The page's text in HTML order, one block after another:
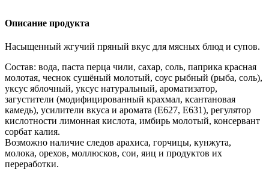
Описание продукта
Насыщенный жгучий пряный вкус для мясных блюд и супов.
Состав: вода, паста перца чили, сахар, соль, паприка красная
молотая, чеснок сушёный молотый, соус рыбный (рыба, соль),
уксус яблочный, уксус натуральный, ароматизатор,
загустители (модифицированный крахмал, ксантановая
камедь), усилители вкуса и аромата (E627, E631), регулятор
кислотности лимонная кислота, имбирь молотый, консервант
сорбат калия.
Возможно наличие следов арахиса, горчицы, кунжута,
молока, орехов, моллюсков, сои, яиц и продуктов их
переработки.